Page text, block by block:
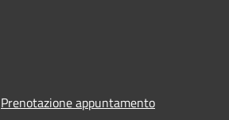
Prenotazione appuntamento